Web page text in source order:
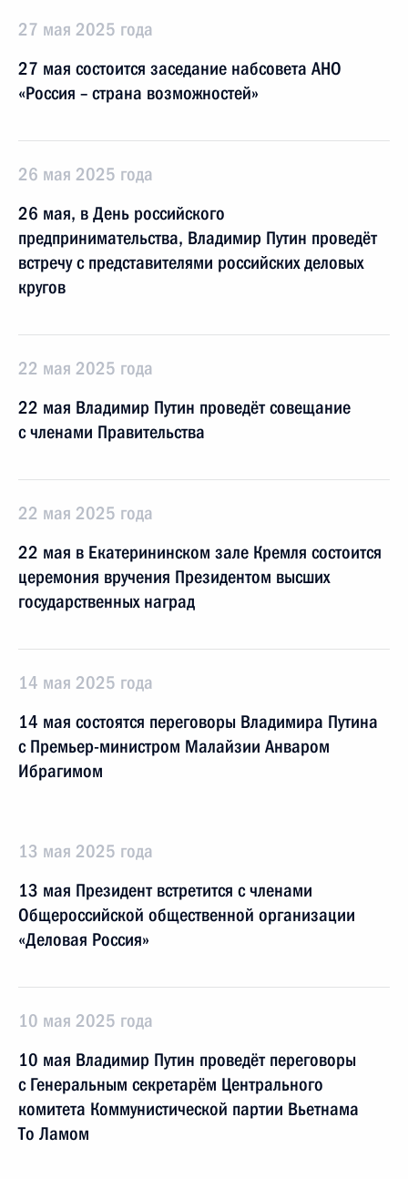
27 мая 2025 года
27 мая состоится заседание набсовета АНО
«Россия – страна возможностей»
26 мая 2025 года
26 мая, в День российского
предпринимательства, Владимир Путин проведёт
встречу с представителями российских деловых
кругов
22 мая 2025 года
22 мая Владимир Путин проведёт совещание
с членами Правительства
22 мая 2025 года
22 мая в Екатерининском зале Кремля состоится
церемония вручения Президентом высших
государственных наград
14 мая 2025 года
14 мая состоятся переговоры Владимира Путина
с Премьер-министром Малайзии Анваром
Ибрагимом
13 мая 2025 года
13 мая Президент встретится с членами
Общероссийской общественной организации
«Деловая Россия»
10 мая 2025 года
10 мая Владимир Путин проведёт переговоры
с Генеральным секретарём Центрального
комитета Коммунистической партии Вьетнама
То Ламом